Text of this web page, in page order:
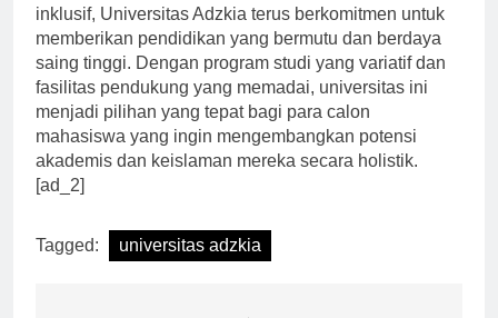
inklusif, Universitas Adzkia terus berkomitmen untuk
memberikan pendidikan yang bermutu dan berdaya
saing tinggi. Dengan program studi yang variatif dan
fasilitas pendukung yang memadai, universitas ini
menjadi pilihan yang tepat bagi para calon
mahasiswa yang ingin mengembangkan potensi
akademis dan keislaman mereka secara holistik.
[ad_2]
Tagged: universitas adzkia